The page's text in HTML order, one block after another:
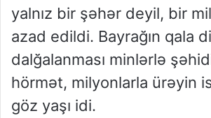
yalnız bir şəhər deyil, bir
azad edildi. Bayrağın qala
dalğalanması minlərlə
hörmət, milyonlarla ürəyin
göz yaşı idi.